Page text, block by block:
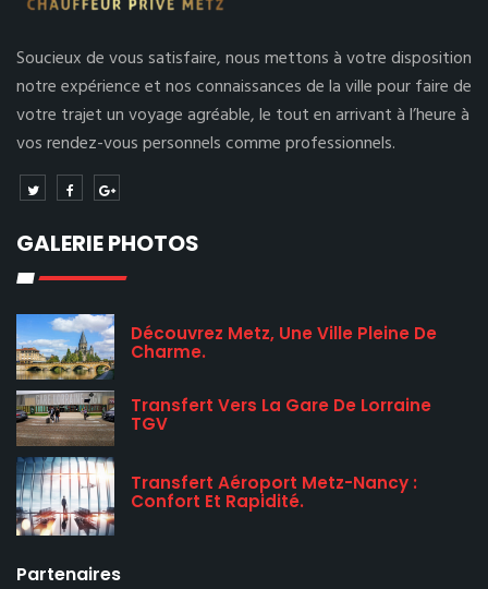
Soucieux de vous satisfaire, nous mettons à votre disposition
notre expérience et nos connaissances de la ville pour faire de
votre trajet un voyage agréable, le tout en arrivant à l’heure à
vos rendez-vous personnels comme professionnels.
GALERIE PHOTOS
Découvrez Metz, Une Ville Pleine De
Charme.
Transfert Vers La Gare De Lorraine
TGV
Transfert Aéroport Metz-Nancy :
Confort Et Rapidité.
Partenaires